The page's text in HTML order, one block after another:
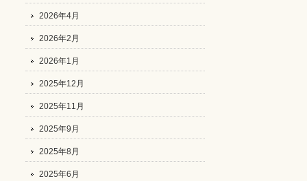
2026年4月
2026年2月
2026年1月
2025年12月
2025年11月
2025年9月
2025年8月
2025年6月